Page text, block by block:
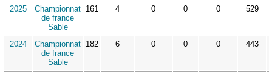
2025
Championnat
de france
Sable
161 4 0 0 0 529
2024
Championnat
de france
Sable
182 6 0 0 0 443